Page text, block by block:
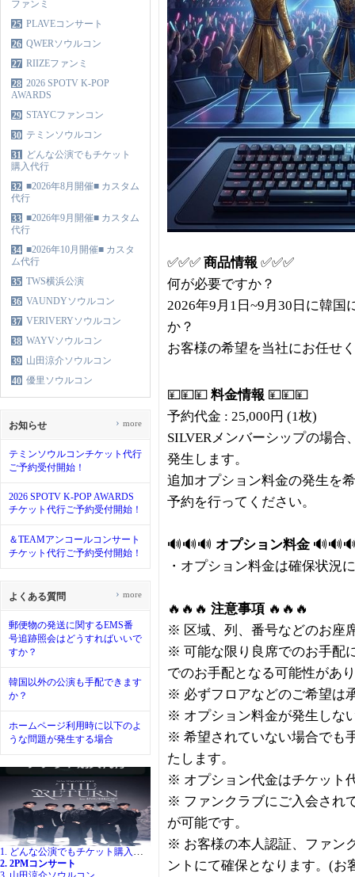
ファンミ
25 PLAVEコンサート
26 QWERソウルコン
27 RIIZEファンミ
28 2026 SPOTV K-POP
AWARDS
29 STAYCファンコン
30 テミンソウルコン
31 どんな公演でもチケット
購入代行
32 ■2026年8月開催■ カスタム
代行
33 ■2026年9月開催■ カスタム
代行
34 ■2026年10月開催■ カスタ
ム代行
35 TWS横浜公演
36 VAUNDYソウルコン
37 VERIVERYソウルコン
38 WAYVソウルコン
39 山田涼介ソウルコン
40 優里ソウルコン
お知らせ
テミンソウルコンチケット代行
ご予約受付開始！
2026 SPOTV K-POP AWARDS
チケット代行ご予約受付開始！
＆TEAMアンコールコンサート
チケット代行ご予約受付開始！
› more
よくある質問
郵便物の発送に関するEMS番
号追跡照会はどうすればいいで
すか？
韓国以外の公演も手配できます
か？
ホームページ利用時に以下のよ
うな問題が発生する場合
› more
1. どんな公演でもチケット購入代行
2. 2PMコンサート
✅✅✅ 商品情報 ✅✅✅
何が必要ですか？
2026年9月1日~9月30日に韓
か？
お客様の希望を当社にお任せ
💴💴💴 料金情報 💴💴💴
予約代金 : 25,000円 (1枚)
SILVERメンバーシップの場
発生します。
追加オプション料金の発生を
予約を行ってください。
🔊🔊🔊 オプション料金
・オプション料金は確保状況
🔥🔥🔥 注意事項 🔥🔥🔥
※ 区域、列、番号などのお座
※ 可能な限り良席でのお手配
でのお手配となる可能性があ
※ 必ずフロアなどのご希望は
※ オプション料金が発生しな
※ 希望されていない場合でも
たします。
※ オプション代金はチケット
※ ファンクラブにご入会され
が可能です。
※ お客様の本人認証、ファン
ントにて確保となります。(お